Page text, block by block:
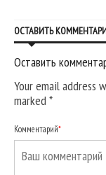
ОСТАВИТЬ
Оставить
Your email address
marked*
Комментарий*